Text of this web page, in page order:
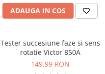
ADAUGA IN COS
Tester succesiune faze si sens
rotatie Victor 850A
149,99 RON